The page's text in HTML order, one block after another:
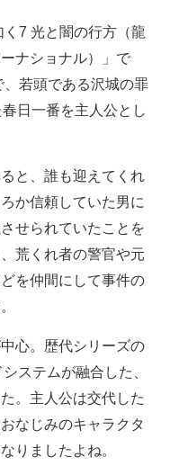
7 光と闇の行方（龍
ナショナル）」で
若頭である沢城の罪
日一番を主人公とし
と、誰も迎えてくれ
か信頼していた男に
せられていたことを
荒くれ者の警官や元
を仲間にして事件の
心。歴代シリーズの
ステムが融合した、
。主人公は交代した
なじみのキャラクタ
りましたよね。